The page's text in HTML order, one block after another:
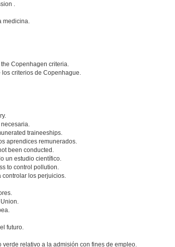
.
medicina.
Copenhagen criteria.
criterios de Copenhague.
traineeships.
aprendices remunerados.
been conducted.
un estudio científico.
to control pollution.
controlar los perjuicios.
futuro.
relativo a la admisión con fines de empleo.